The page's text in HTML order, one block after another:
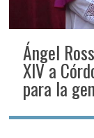
Ángel
XIV a
para la